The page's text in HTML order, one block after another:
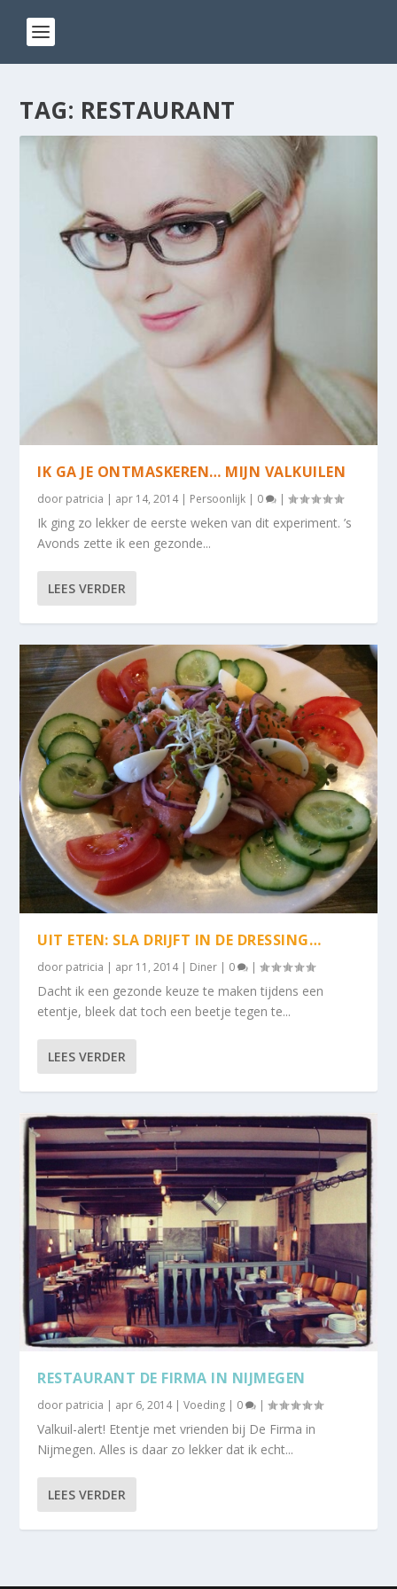
TAG: RESTAURANT
IK GA JE ONTMASKEREN… MIJN VALKUILEN
door patricia | apr 14, 2014| Persoonlijk | 0 |
Ik ging zo lekker de eerste weken van dit experiment. ’s
Avonds zette ik een gezonde...
LEES VERDER
UIT ETEN: SLA DRIJFT IN DE DRESSING…
door patricia | apr 11, 2014| Diner | 0 |
Dacht ik een gezonde keuze te maken tijdens een
etentje, bleek dat toch een beetje tegen te...
LEES VERDER
RESTAURANT DE FIRMA IN NIJMEGEN
door patricia | apr 6, 2014|Voeding | 0 |
Valkuil-alert! Etentje met vrienden bij De Firma in
Nijmegen. Alles is daar zo lekker dat ik echt...
LEES VERDER